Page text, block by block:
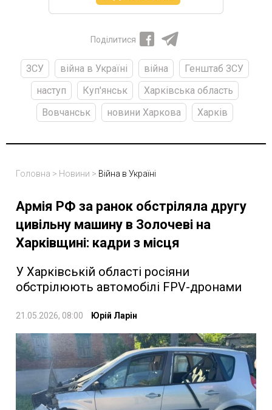
Поділитися
ЗСУ війна в Україні війна
Генштаб ЗСУ
наступ
Куп'янськ
Харківська область
Вовчанськ
новини Харкова Харків
Головна > Новини > Війна в Україні
Армія РФ за ранок обстріляла другу
цивільну машину в Золочеві на
Харківщині: кадри з місця
У Харківській області росіяни
обстрілюють автомобілі FPV-дронами
21.05.2026, 08:00 Юрій Ларін